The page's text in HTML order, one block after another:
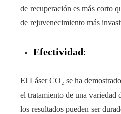
de recuperación es más corto
de rejuvenecimiento más
Efectividad:
El Láser CO₂ se ha
el tratamiento de una variedad
los resultados pueden ser